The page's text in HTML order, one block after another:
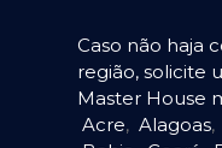
Caso não haja
região, solicite
Master House
Acre, Alagoas,